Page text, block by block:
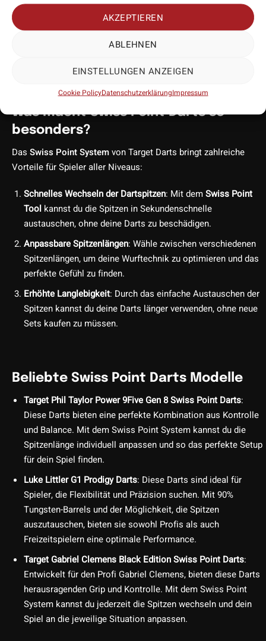
AKZEPTIEREN
ABLEHNEN
EINSTELLUNGEN ANZEIGEN
Cookie PolicyDatenschutzerklärungImpressum
Anpassungsfähigkeit während deines Spiels. Mit dem
Point Systemkannst du die Spitzenlänge und das Material an
deine persönlichen Vorlieben anpassen und so das perfekte Set-
Was macht Swiss Point Darts so
besonders?
Das Swiss Point Systemvon Target Darts bringt zahlreiche
Vorteile für Spieler aller Niveaus:
Schnelles Wechseln der Dartspitzen: Mit demSwiss Point
Toolkannst du die Spitzen in Sekundenschnelle
austauschen, ohne deine Darts zu beschädigen.
Anpassbare Spitzenlängen: Wähle zwischen verschiedenen
Spitzenlängen, um deine Wurftechnik zu optimieren und das
perfekte Gefühl zu finden.
Erhöhte Langlebigkeit: Durch das einfache Austauschen der
Spitzen kannst du deine Darts länger verwenden, ohne neue
Sets kaufen zu müssen.
Beliebte Swiss Point Darts Modelle
Target Phil Taylor Power 9Five Gen 8 Swiss Point Darts:
Diese Darts bieten eine perfekte Kombination aus Kontrolle
und Balance. Mit dem Swiss Point System kannst du die
Spitzenlänge individuell anpassen und so das perfekte Setup
für dein Spiel finden.
Luke Littler G1 Prodigy Darts: Diese Darts sind ideal für
Spieler, die Flexibilität und Präzision suchen. Mit 90%
Tungsten-Barrels und der Möglichkeit, die Spitzen
auszutauschen, bieten sie sowohl Profis als auch
Freizeitspielern eine optimale Performance.
Target Gabriel Clemens Black Edition Swiss Point Darts:
Entwickelt für den Profi Gabriel Clemens, bieten diese Darts
herausragenden Grip und Kontrolle. Mit dem Swiss Point
System kannst du jederzeit die Spitzen wechseln und dein
Spiel an die jeweilige Situation anpassen.